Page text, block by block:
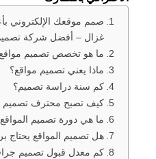
صمم موقعك الإلكتروني
غزال – أفضل شركة تصميم
ما هو تخصص تصميم مواقع؟
ماذا يعني تصميم مواقع؟
كم سنة دراسة تصميم؟
كيف تصبح محترف تصميم
ما هي دورة تصميم المواقع؟
هل تصميم المواقع يحتاج
كم معدل قبول تصميم